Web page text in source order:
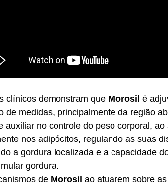
clínicos demonstram que Morosil é
de medidas, principalmente da região
auxiliar no controle do peso corporal, ao
nos adipócitos, regulando as suas
a gordura localizada e a capacidade
gordura.
de Morosil ao atuarem sobre